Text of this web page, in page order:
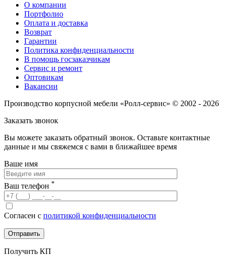
О компании
Портфолио
Оплата и доставка
Возврат
Гарантии
Политика конфиденциальности
В помощь госзаказчикам
Сервис и ремонт
Оптовикам
Вакансии
Производство корпусной мебели «Ролл-сервис» © 2002 - 2026
Заказать звонок
Вы можете заказать обратный звонок. Оставьте контактные
данные и мы свяжемся с вами в ближайшее время
Ваше имя
Ваш телефон *
Согласен с политикой конфиденциальности
Получить КП